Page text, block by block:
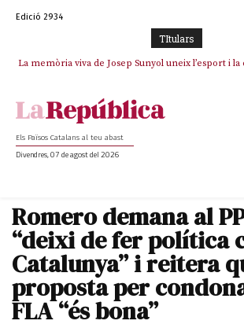
Edició 2934
TItulars
La memòria viva de Josep Sunyol uneix l’esport i la
La “dignitat” a mitges de Marc Puigtió: renuncia a
Els Països Catalans al teu abast
Divendres, 07 de agost del 2026
Romero demana al
“deixi de fer política
Catalunya” i reitera
proposta per
FLA “és bona”